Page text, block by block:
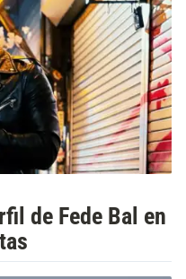
de Fede Bal en